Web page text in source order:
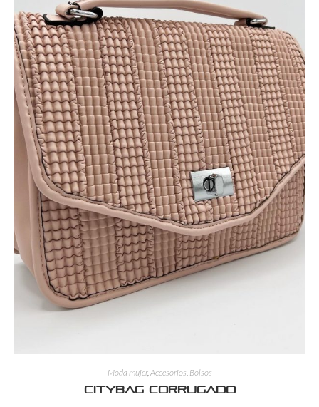
Moda mujer,Accesorios, Bolsos
CITYBAG CORRUGADO